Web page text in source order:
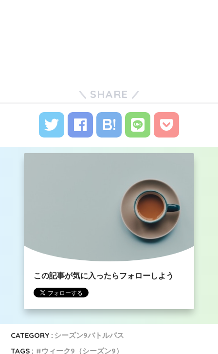
SHARE
この記事が気に入ったらフォローしよう
CATEGORY : シーズン9バトルパス
TAGS :
ウィーク9（シーズン9）